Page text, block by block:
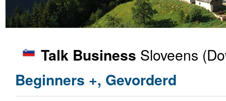
Talk Business Sloveens
Beginners +, Gevorderd